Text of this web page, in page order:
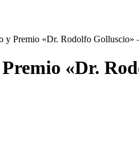
y Premio «Dr. Rodolfo Golluscio»
«Dr.